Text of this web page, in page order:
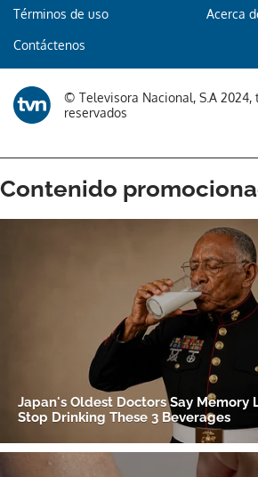
Términos de uso Acerca
Contáctenos
© Televisora Nacional, S.A 2024,
reservados